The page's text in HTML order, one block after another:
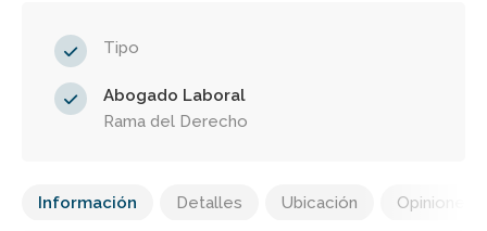
Tipo
Abogado Laboral
Rama del Derecho
Información Detalles Ubicación Opiniones